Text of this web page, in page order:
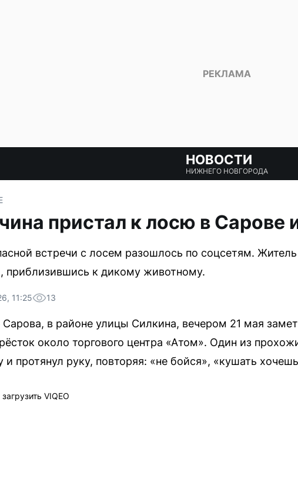
НОВОСТИ
НИЖНЕГО НОВГОРОДА
пристал к лосю в Сарове
встречи с лосем разошлось по соцсетям.
приблизившись к дикому животному.
11:25 13
Сарова, в районе улицы Силкина, вечером 21 мая
около торгового центра «Атом». Один из
и протянул руку, повторяя: «не бойся», «кушать
VIQEO